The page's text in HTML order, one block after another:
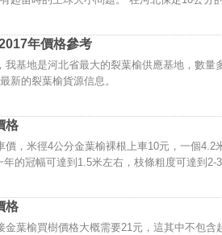
年價格參考
我基地是河北省最大的裂葉榆供應基地，數
新的裂葉榆貨源信息。
棵，可裸根可土球，售價為300元/棵。要
格
價，米徑4公分金葉榆裸根上車10元，一個
的冠幅可達到1.5米左右，枝條粗度可達到
格
金葉榆買樹價格大概需要21元，這其中不包